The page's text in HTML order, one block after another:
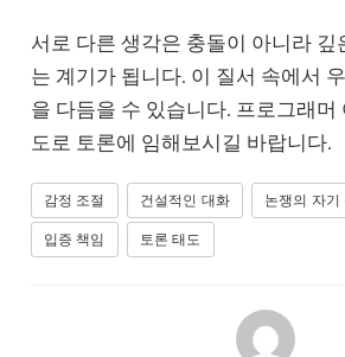
서로 다른 생각은 충돌이 아니라 깊
는 계기가 됩니다. 이 질서 속에서
을 다듬을 수 있습니다. 프로그래머
도로 토론에 임해보시길 바랍니다.
감정 조절 건설적인 대화 논쟁의 자기
입증 책임 토론 태도